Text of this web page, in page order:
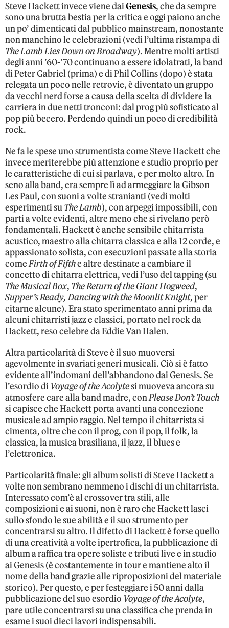
Steve Hackett invece viene daiGenesis, che da sempre
sono una brutta bestia per la critica e oggi paiono anche
un po’ dimenticati dal pubblico mainstream, nonostante
non manchino le celebrazioni (vedi l’ultima ristampa di
The Lamb Lies Down on Broadway). Mentre molti artisti
degli anni ’60-’70 continuano a essere idolatrati, la band
di Peter Gabriel (prima) e di Phil Collins (dopo) è stata
relegata un poco nelle retrovie, è diventato un gruppo
da vecchi nerd forse a causa della scelta di dividere la
carriera in due netti tronconi: dal prog più sofisticato al
pop più becero. Perdendo quindi un poco di credibilità
rock.
Ne fa le spese uno strumentista come Steve Hackett che
invece meriterebbe più attenzione e studio proprio per
le caratteristiche di cui si parlava, e per molto altro. In
seno alla band, era sempre lì ad armeggiare la Gibson
Les Paul, con suoni a volte stranianti (vedi molti
esperimenti suThe Lamb), con arpeggi impossibili, con
parti a volte evidenti, altre meno che si rivelano però
fondamentali. Hackett è anche sensibile chitarrista
acustico, maestro alla chitarra classica e alla 12 corde, e
appassionato solista, con esecuzioni passate alla storia
comeFirth of Fifthe altre destinate a cambiare il
concetto di chitarra elettrica, vedi l’uso del tapping (su
The Musical Box, The Return of the Giant Hogweed,
Supper’s Ready, Dancing with the Moonlit Knight, per
citarne alcune). Era stato sperimentato anni prima da
alcuni chitarristi jazz e classici, portato nel rock da
Hackett, reso celebre da Eddie Van Halen.
Altra particolarità di Steve è il suo muoversi
agevolmente in svariati generi musicali. Ciò si è fatto
evidente all’indomani dell’abbandono dai Genesis. Se
l’esordio di Voyage of the Acolytesi muoveva ancora su
atmosfere care alla band madre, conPlease Don’t Touch
si capisce che Hackett porta avanti una concezione
musicale ad ampio raggio. Nel tempo il chitarrista si
cimenta, oltre che con il prog, con il pop, il folk, la
classica, la musica brasiliana, il jazz, il blues e
l’elettronica.
Particolarità finale: gli album solisti di Steve Hackett a
volte non sembrano nemmeno i dischi di un chitarrista.
Interessato com’è al crossover tra stili, alle
composizioni e ai suoni, non è raro che Hackett lasci
sullo sfondo le sue abilità e il suo strumento per
concentrarsi su altro. Il difetto di Hackett è forse quello
di una creatività a volte ipertrofica, la pubblicazione di
album a raffica tra opere soliste e tributi live e in studio
ai Genesis (è costantemente in tour e mantiene alto il
nome della band grazie alle riproposizioni del materiale
storico). Per questo, e per festeggiare i 50 anni dalla
pubblicazione del suo esordio Voyage of the Acolyte,
pare utile concentrarsi su una classifica che prenda in
esame i suoi dieci lavori indispensabili.